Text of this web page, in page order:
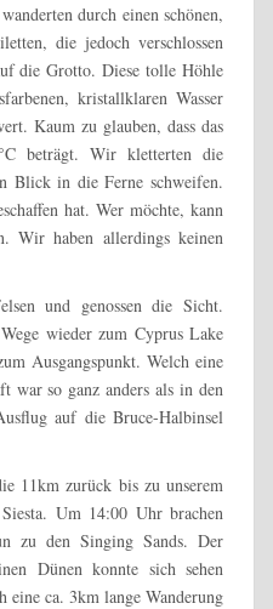
durch einen schönen,
die jedoch verschlossen
die Grotto. Diese tolle Höhle
kristallklaren Wasser
Kaum zu glauben, dass das
beträgt. Wir kletterten die
Blick in die Ferne schweifen.
hat. Wer möchte, kann
Wir haben allerdings keinen
und genossen die Sicht.
wieder zum Cyprus Lake
Ausgangspunkt. Welch eine
war so ganz anders als in den
auf die Bruce-Halbinsel
11km zurück bis zu unserem
Um 14:00 Uhr brachen
zu den Singing Sands. Der
Dünen konnte sich sehen
eine ca. 3km lange Wanderung